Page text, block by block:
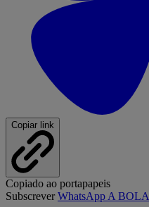
Copiar link
Copiado ao portapapeis
SubscreverWhatsApp A BOLA